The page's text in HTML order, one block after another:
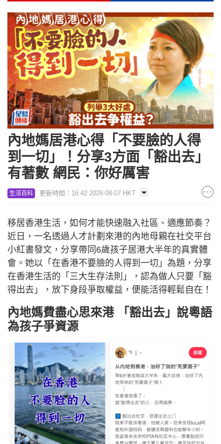
內地媽居港心得「不要臉的人得
到一切」！分享3方面「豁出去」
有著數 網民：你好厲害
生活百科 更新時間：16:42 2026-08-07 HKT
移居香港生活，如何才能快速融入社區、適應節奏？
近日，一名透過人才計劃來港的內地母親在社交平台
小紅書發文，分享帶同6歲孩子居港大半年的真實體
會。她以「在香港不要臉的人得到一切」為題，分享
在香港生活的「三大生存法則」，認為做人只要「豁
得出去」，放下身段爭取權益，便能活得輕鬆自在！
內地媽費盡心思來港 「豁出去」說粵語
為孩子爭資源